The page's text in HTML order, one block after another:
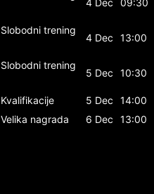
Slobodni trening
4 Dec 13:00
Slobodni trening
5 Dec 10:30
Kvalifikacije 5 Dec
14:00
Velika nagrada 6 Dec
13:00